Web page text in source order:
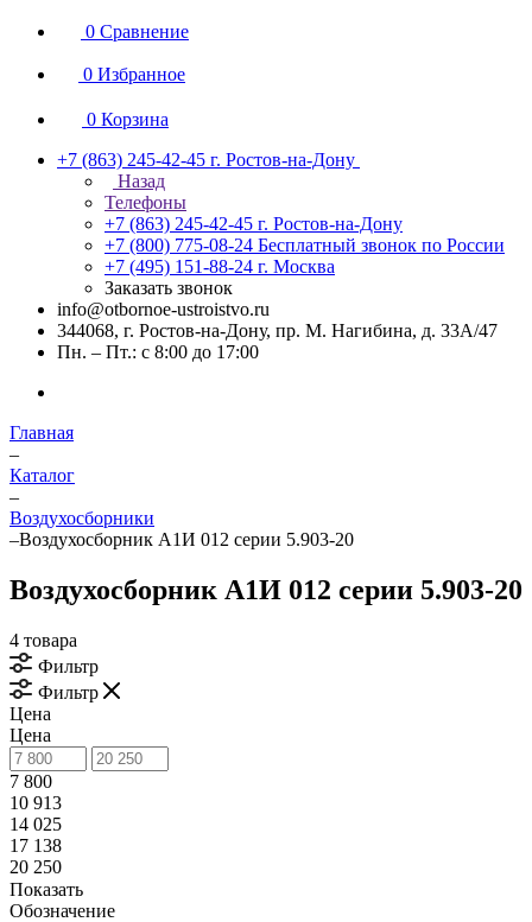
0 Сравнение
0 Избранное
0 Корзина
+7 (863) 245-42-45 г. Ростов-на-Дону
Назад
Телефоны
+7 (863) 245-42-45 г. Ростов-на-Дону
+7 (800) 775-08-24 Бесплатный звонок по России
+7 (495) 151-88-24 г. Москва
Заказать звонок
info@otbornoe-ustroistvo.ru
344068, г. Ростов-на-Дону, пр. М. Нагибина, д. 33А/47
Пн. – Пт.: с 8:00 до 17:00
Главная
–
Каталог
–
Воздухосборники
–Воздухосборник А1И 012 серии 5.903-20
Воздухосборник А1И 012 серии 5.903-20
4 товара
Фильтр
Фильтр
Цена
Цена
7 800
10 913
14 025
17 138
20 250
Показать
Обозначение